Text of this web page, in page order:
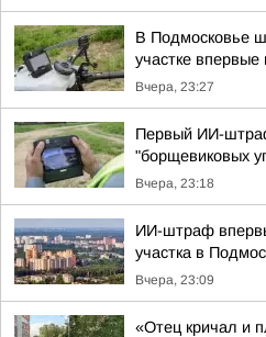
В Подмосковье
участке
Вчера, 23:27
Первый ИИ-
"борщевиковых
Вчера, 23:18
ИИ-штраф
участка в
Вчера, 23:09
«Отец кричал и